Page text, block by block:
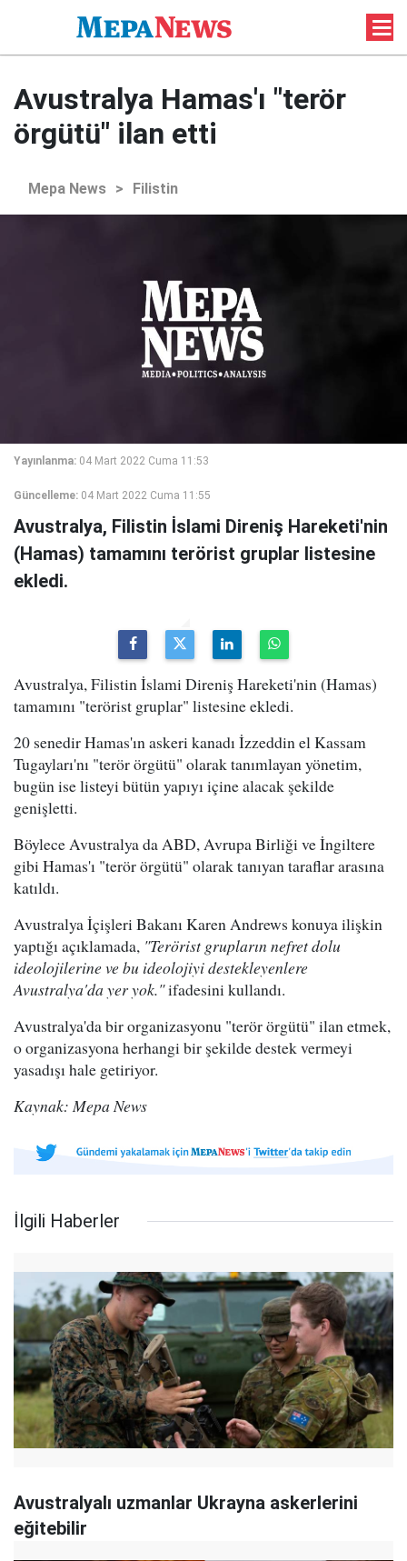
Avustralya Hamas'ı "terör
örgütü" ilan etti
Mepa News > Filistin
Yayınlanma: 04 Mart 2022 Cuma 11:53
Güncelleme: 04 Mart 2022 Cuma 11:55
Avustralya, Filistin İslami Direniş Hareketi'nin
(Hamas) tamamını terörist gruplar listesine
ekledi.
Avustralya, Filistin İslami Direniş Hareketi'nin (Hamas)
tamamını "terörist gruplar" listesine ekledi.
20 senedir Hamas'ın askeri kanadı İzzeddin el Kassam
Tugayları'nı "terör örgütü" olarak tanımlayan yönetim,
bugün ise listeyi bütün yapıyı içine alacak şekilde
genişletti.
Böylece Avustralya da ABD, Avrupa Birliği ve İngiltere
gibi Hamas'ı "terör örgütü" olarak tanıyan taraflar arasına
katıldı.
Avustralya İçişleri Bakanı Karen Andrews konuya ilişkin
yaptığı açıklamada, "Terörist grupların nefret dolu
ideolojilerine ve bu ideolojiyi destekleyenlere
Avustralya'da yer yok."ifadesini kullandı.
Avustralya'da bir organizasyonu "terör örgütü" ilan etmek,
o organizasyona herhangi bir şekilde destek vermeyi
yasadışı hale getiriyor.
Kaynak: Mepa News
İlgili Haberler
Avustralyalı uzmanlar Ukrayna askerlerini
eğitebilir